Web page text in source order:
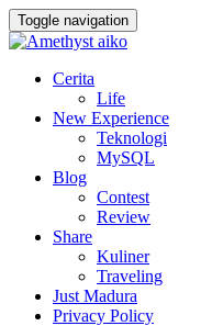
Toggle navigation
Cerita
Life
New Experience
Teknologi
MySQL
Blog
Contest
Review
Share
Kuliner
Traveling
Just Madura
Privacy Policy